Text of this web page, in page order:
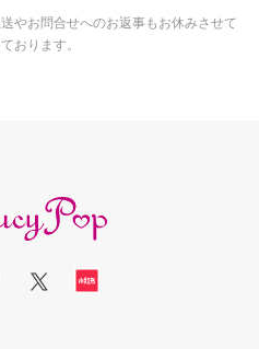
やお問合せへのお返事もお休みさせて
おります。